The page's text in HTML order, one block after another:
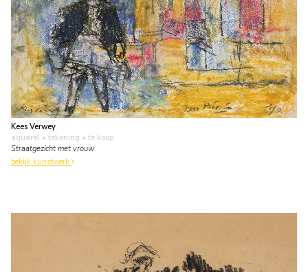
Kees Verwey
aquarel • tekening • te koop
Straatgezicht met vrouw
bekijk kunstwerk